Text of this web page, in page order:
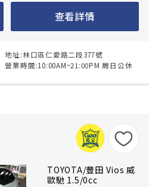
查看詳情
地址:林口區仁愛路二段377號
營業時間:10:00AM~21:00PM 周日公休
TOYOTA/豐田 Vios 威
歐馳 1.5/0cc